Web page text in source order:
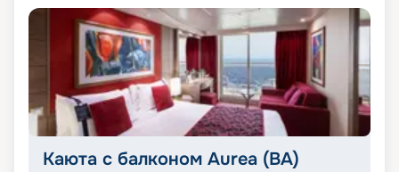
Каюта с балконом Aurea (BA)